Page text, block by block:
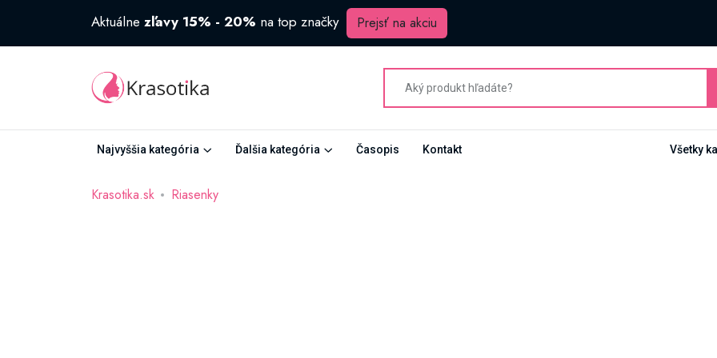
Aktuálne zľavy 15% - 20% na top značky Prejsť na akciu
Najvyššia kategória Ďalšia kategória Časopis Kontakt Všetky
Krasotika.sk Riasenky